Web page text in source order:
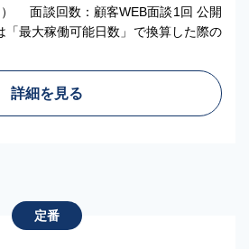
） 面談回数：顧客WEB面談1回 公開
「最大稼働可能日数」で換算した際の
詳細を見る
定番